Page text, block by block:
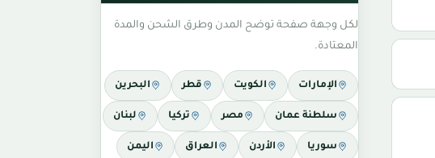
لكل وجهة صفحة توضح المدن وطرق الشحن والمدة
المعتادة.
الإمارات الكويت قطر البحرين
سلطنة عمان مصر تركيا لبنان
سوريا الأردن العراق اليمن